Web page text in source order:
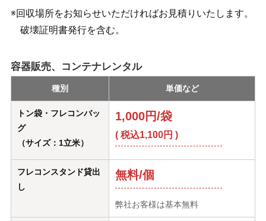
※回収場所をお知らせいただければお見積りいたします。
破壊証明書発行を含む。
容器販売、コンテナレンタル
種別 単価など
トン袋・フレコンバッ
グ
（サイズ：1立米）
1,000円/袋
( 税込1,100円 )
フレコンスタンド貸出
し
無料/個
弊社お客様は基本無料